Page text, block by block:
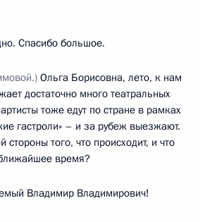
Спасибо большое.
Ольга Борисовна, лето, к нам
достаточно много театральных
тоже едут по стране в рамках
гастроли» – и за рубеж выезжают.
того, что происходит, и что
время?
Владимир Владимирович!